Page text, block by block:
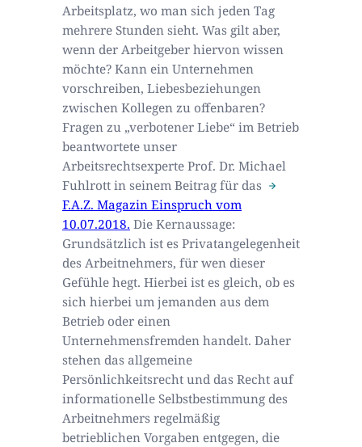
Arbeitsplatz, wo man sich jeden Tag
mehrere Stunden sieht. Was gilt aber,
wenn der Arbeitgeber hiervon wissen
möchte? Kann ein Unternehmen
vorschreiben, Liebesbeziehungen
zwischen Kollegen zu offenbaren?
Fragen zu „verbotener Liebe“ im Betrieb
beantwortete unser
Arbeitsrechtsexperte Prof. Dr. Michael
Fuhlrott in seinem Beitrag für das
F.A.Z. Magazin Einspruch vom
10.07.2018. Die Kernaussage:
Grundsätzlich ist es Privatangelegenheit
des Arbeitnehmers, für wen dieser
Gefühle hegt. Hierbei ist es gleich, ob es
sich hierbei um jemanden aus dem
Betrieb oder einen
Unternehmensfremden handelt. Daher
stehen das allgemeine
Persönlichkeitsrecht und das Recht auf
informationelle Selbstbestimmung des
Arbeitnehmers regelmäßig
betrieblichen Vorgaben entgegen, die